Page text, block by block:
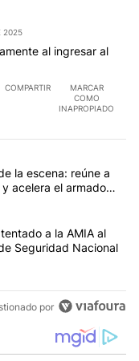
2025
al ingresar al
COMPARTIR
MARCAR
COMO
INAPROPIADO
comentarios en los
Milei vuelve al
la escena: reúne a
acelera el armado
nombró al ideólogo
a la AMIA al
Seguridad Nacional
por